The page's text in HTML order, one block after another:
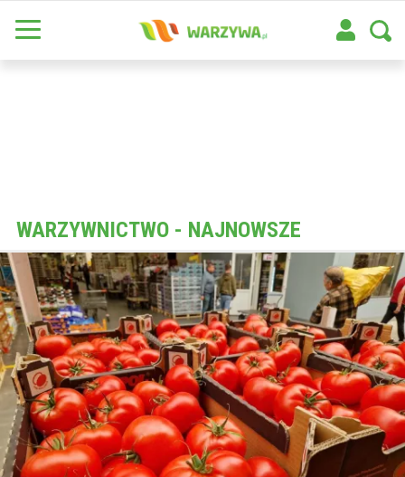
WARZYWNICTWO - NAJNOWSZE